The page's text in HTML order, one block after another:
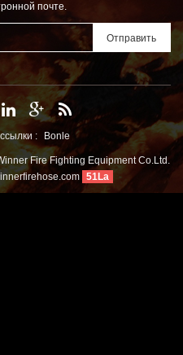
почте.
: Bonle
Fire Fighting Equipment Co.Ltd.
51La